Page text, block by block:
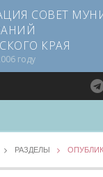
СОВЕТ
КРАЯ
году
РАЗДЕЛЫ